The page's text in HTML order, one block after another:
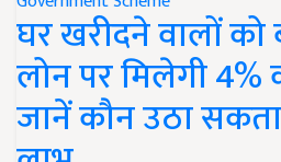
घर खरीदने वालों को
लोन पर मिलेगी 4%
जानें कौन उठा